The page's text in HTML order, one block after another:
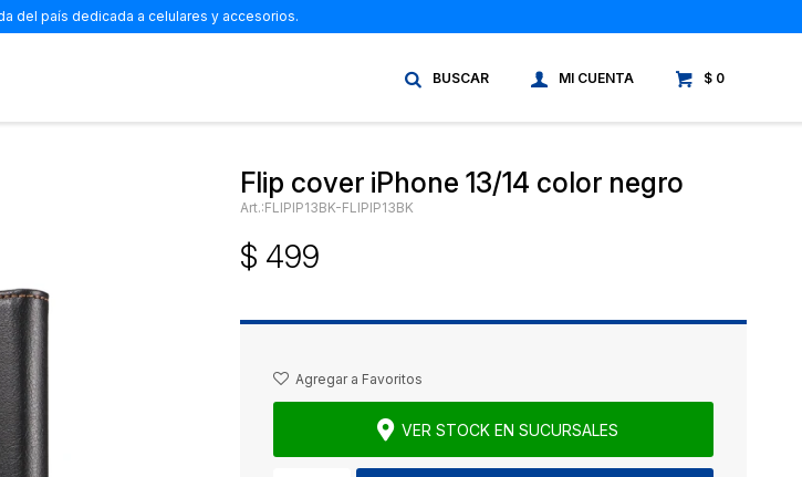
$ 0
del país dedicada a celulares y accesorios.
Flip cover iPhone 13/14 color negro
FLIPIP13BK-FLIPIP13BK
$ 499
VER STOCK EN SUCURSALES